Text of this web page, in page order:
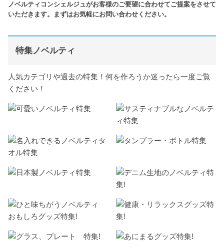
ノベルティコンシェルジュがお客様のご要望に合わせてご提案をさせて
いただきます。まずはお気軽にお問い合わせください。
特集ノベルティ
人気カテゴリや過去の特集！何を作ろうか迷ったら一度ご覧
ください！